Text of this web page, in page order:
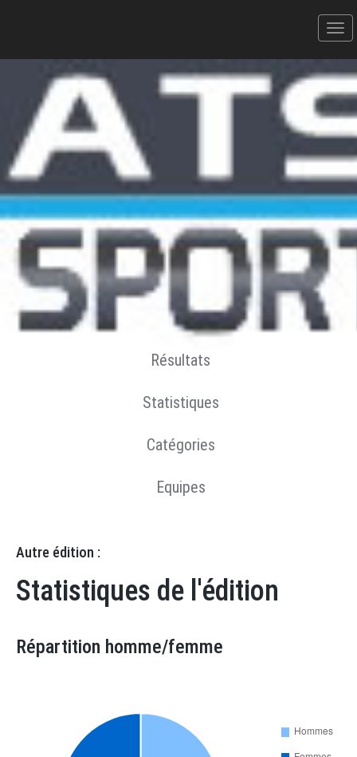
Semi-Marathon de SETE -
05/10/2025
le 10km
Partager
Erratum
Donner votre avis
Aperçu
Résultats
Statistiques
Catégories
Equipes
Autre édition :
Statistiques de l'édition
Répartition homme/femme